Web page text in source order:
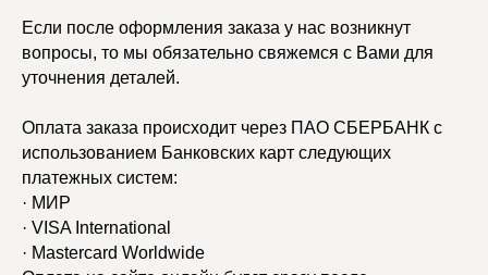
Если после оформления заказа у нас возникнут
вопросы, то мы обязательно свяжемся с Вами для
уточнения деталей.
Оплата заказа происходит через ПАО СБЕРБАНК с
использованием Банковских карт следующих
платежных систем:
· МИР
· VISA International
· Mastercard Worldwide
УЧАСТВУЙТЕ В НАШЕЙ
СИСТЕМЕ ЛОЯЛЬНОСТИ
Регистрация